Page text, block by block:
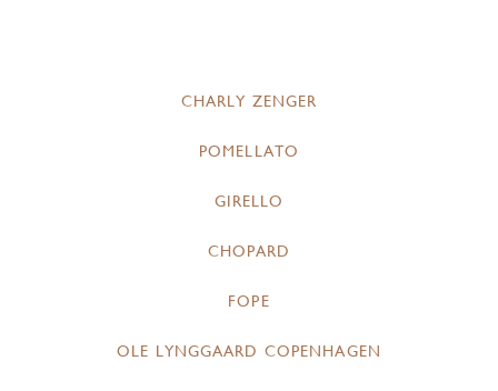
CHARLY ZENGER
POMELLATO
GIRELLO
CHOPARD
FOPE
OLE LYNGGAARD COPENHAGEN